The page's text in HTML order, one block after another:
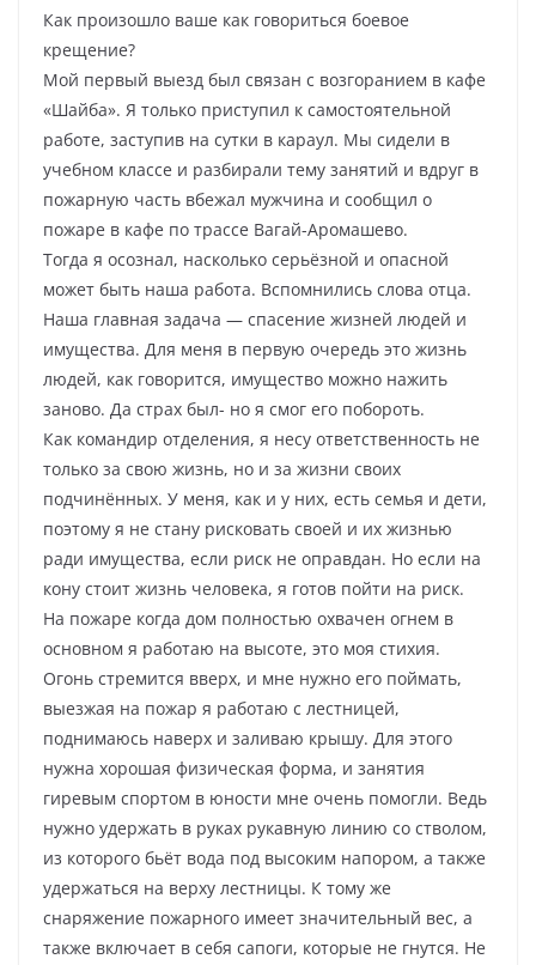
Как произошло ваше как говориться боевое
крещение?
Мой первый выезд был связан с возгоранием в кафе
«Шайба». Я только приступил к самостоятельной
работе, заступив на сутки в караул. Мы сидели в
учебном классе и разбирали тему занятий и вдруг в
пожарную часть вбежал мужчина и сообщил о
пожаре в кафе по трассе Вагай-Аромашево.
Тогда я осознал, насколько серьёзной и опасной
может быть наша работа. Вспомнились слова отца.
Наша главная задача — спасение жизней людей и
имущества. Для меня в первую очередь это жизнь
людей, как говорится, имущество можно нажить
заново. Да страх был- но я смог его побороть.
Как командир отделения, я несу ответственность не
только за свою жизнь, но и за жизни своих
подчинённых. У меня, как и у них, есть семья и дети,
поэтому я не стану рисковать своей и их жизнью
ради имущества, если риск не оправдан. Но если на
кону стоит жизнь человека, я готов пойти на риск.
На пожаре когда дом полностью охвачен огнем в
основном я работаю на высоте, это моя стихия.
Огонь стремится вверх, и мне нужно его поймать,
выезжая на пожар я работаю с лестницей,
поднимаюсь наверх и заливаю крышу. Для этого
нужна хорошая физическая форма, и занятия
гиревым спортом в юности мне очень помогли. Ведь
нужно удержать в руках рукавную линию со стволом,
из которого бьёт вода под высоким напором, а также
удержаться на верху лестницы. К тому же
снаряжение пожарного имеет значительный вес, а
также включает в себя сапоги, которые не гнутся. Не